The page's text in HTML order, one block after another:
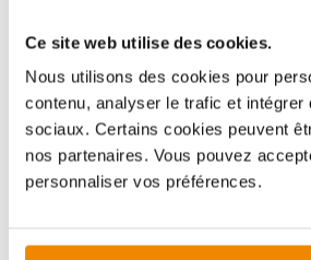
Ce site web utilise des cookies.
Nous utilisons des cookies pour
contenu, analyser le trafic et intégrer
sociaux. Certains cookies peuvent
nos partenaires. Vous pouvez
personnaliser vos préférences.
pas à nous contacter:
Téléphone :
+33 1 59 58 12 04